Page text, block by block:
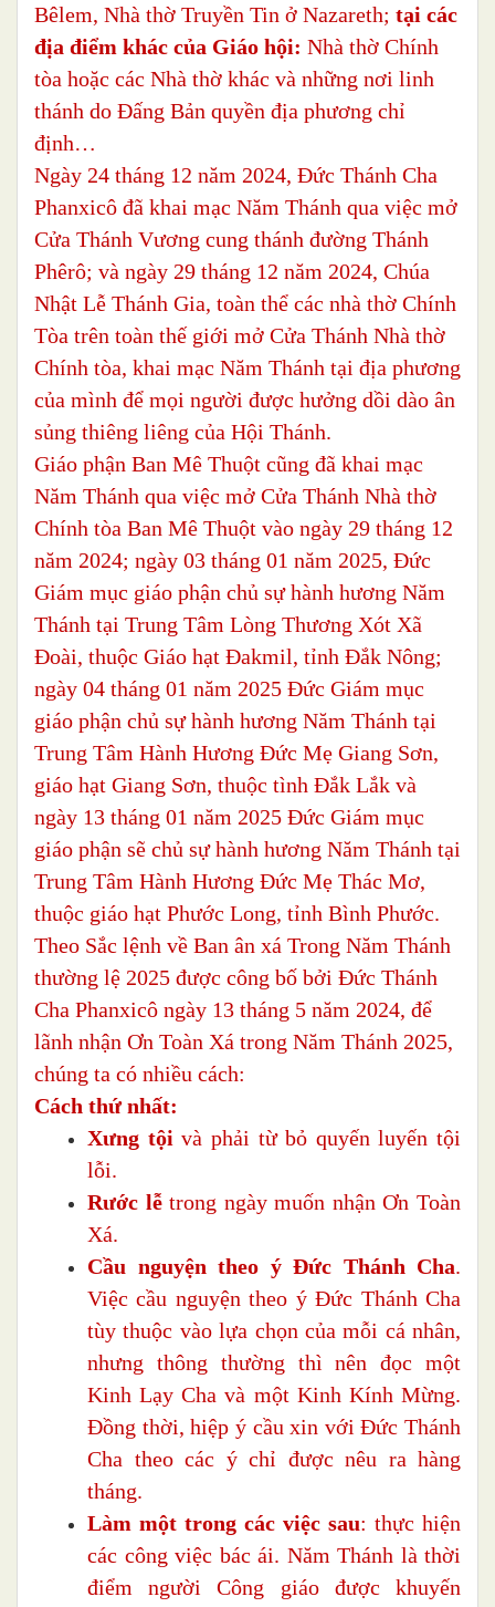
Bêlem, Nhà thờ Truyền Tin ở Nazareth; tại các
địa điểm khác của Giáo hội: Nhà thờ Chính
tòa hoặc các Nhà thờ khác và những nơi linh
thánh do Đấng Bản quyền địa phương chỉ
định…
Ngày 24 tháng 12 năm 2024, Đức Thánh Cha
Phanxicô đã khai mạc Năm Thánh qua việc mở
Cửa Thánh Vương cung thánh đường Thánh
Phêrô; và ngày 29 tháng 12 năm 2024, Chúa
Nhật Lễ Thánh Gia, toàn thể các nhà thờ Chính
Tòa trên toàn thế giới mở Cửa Thánh Nhà thờ
Chính tòa, khai mạc Năm Thánh tại địa phương
của mình để mọi người được hưởng dồi dào ân
sủng thiêng liêng của Hội Thánh.
Giáo phận Ban Mê Thuột cũng đã khai mạc
Năm Thánh qua việc mở Cửa Thánh Nhà thờ
Chính tòa Ban Mê Thuột vào ngày 29 tháng 12
năm 2024; ngày 03 tháng 01 năm 2025, Đức
Giám mục giáo phận chủ sự hành hương Năm
Thánh tại Trung Tâm Lòng Thương Xót Xã
Đoài, thuộc Giáo hạt Đakmil, tỉnh Đắk Nông;
ngày 04 tháng 01 năm 2025 Đức Giám mục
giáo phận chủ sự hành hương Năm Thánh tại
Trung Tâm Hành Hương Đức Mẹ Giang Sơn,
giáo hạt Giang Sơn, thuộc tình Đắk Lắk và
ngày 13 tháng 01 năm 2025 Đức Giám mục
giáo phận sẽ chủ sự hành hương Năm Thánh tại
Trung Tâm Hành Hương Đức Mẹ Thác Mơ,
thuộc giáo hạt Phước Long, tỉnh Bình Phước.
Theo Sắc lệnh về Ban ân xá Trong Năm Thánh
thường lệ 2025 được công bố bởi Đức Thánh
Cha Phanxicô ngày 13 tháng 5 năm 2024, để
lãnh nhận Ơn Toàn Xá trong Năm Thánh 2025,
chúng ta có nhiều cách:
Cách thứ nhất:
Xưng tội và phải từ bỏ quyến luyến tội
lỗi.
Rước lễtrong ngày muốn nhận Ơn Toàn
Xá.
Cầu nguyện theo ý Đức Thánh Cha.
Việc cầu nguyện theo ý Đức Thánh Cha
tùy thuộc vào lựa chọn của mỗi cá nhân,
nhưng thông thường thì nên đọc một
Kinh Lạy Cha và một Kinh Kính Mừng.
Đồng thời, hiệp ý cầu xin với Đức Thánh
Cha theo các ý chỉ được nêu ra hàng
tháng.
Làm một trong các việc sau: thực hiện
các công việc bác ái. Năm Thánh là thời
điểm người Công giáo được khuyến